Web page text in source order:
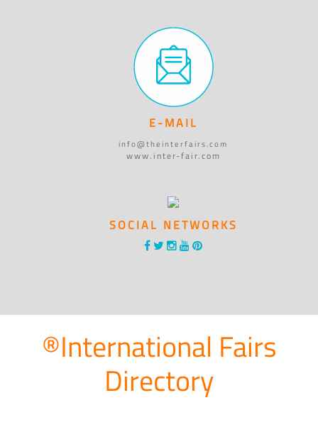
E-MAIL
info@theinterfairs.com
www.inter-fair.com
SOCIAL NETWORKS
®International Fairs
Directory